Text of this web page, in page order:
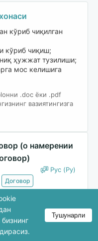
кўриб чиқилган
кўриб чиқиш;
ҳужжат тузилиши;
мос келишига
.doc ёки .pdf
вазиятингизга
(о намерении
Рус (Ру)
Договор
Тушунарли